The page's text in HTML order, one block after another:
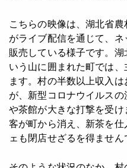
こちらの映像は、湖北省
がライブ配信を通じて、ネ
販売している様子です。
いう山に囲まれた町では
ます。村の半数以上収入
が、新型コロナウイルス
や茶館が大きな打撃を受
客が町から消え、新茶を
ェも閉店せざるを得ません